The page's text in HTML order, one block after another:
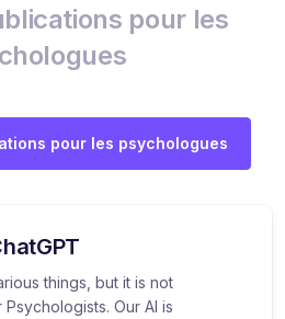
pour les
pour les psychologues
things, but it is not
Our AI is